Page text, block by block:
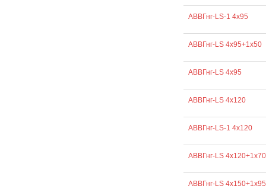
АВВГнг-LS-1 4х95
АВВГнг-LS 4х95+1х50
АВВГнг-LS 4х95
АВВГнг-LS 4х120
АВВГнг-LS-1 4х120
АВВГнг-LS 4х120+1х70
АВВГнг-LS 4х150+1х95